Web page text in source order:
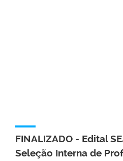
FINALIZADO - Edital
Seleção Interna de